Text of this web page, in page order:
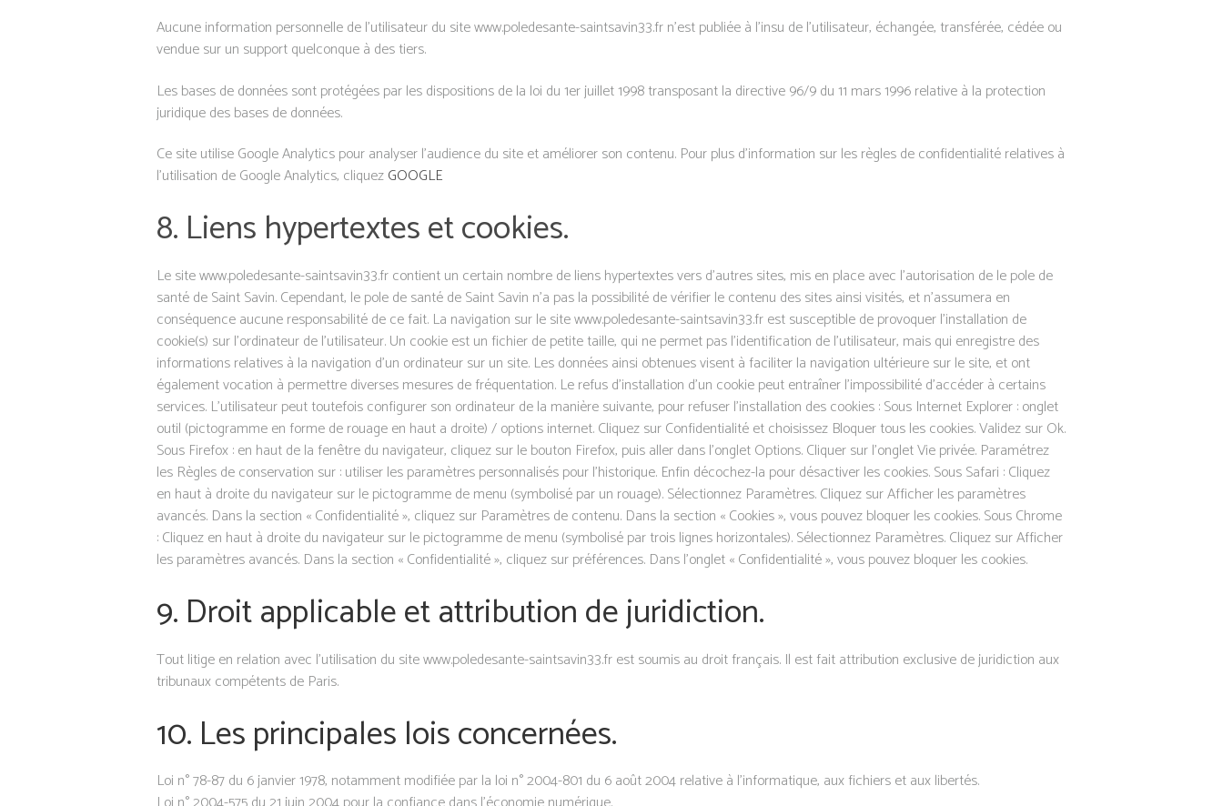
Aucune information personnelle de l’utilisateur du site www.poledesante-saintsavin33.fr n’est publiée à l’insu de l’utilisateur, échangée, transférée, cédée ou
vendue sur un support quelconque à des tiers.
Les bases de données sont protégées par les dispositions de la loi du 1er juillet 1998 transposant la directive 96/9 du 11 mars 1996 relative à la protection
juridique des bases de données.
Ce site utilise Google Analytics pour analyser l’audience du site et améliorer son contenu. Pour plus d’information sur les règles de confidentialité relatives à
l’utilisation de Google Analytics, cliquezGOOGLE
8. Liens hypertextes et cookies.
Le site www.poledesante-saintsavin33.fr contient un certain nombre de liens hypertextes vers d’autres sites, mis en place avec l’autorisation de le pole de
santé de Saint Savin. Cependant, le pole de santé de Saint Savin n’a pas la possibilité de vérifier le contenu des sites ainsi visités, et n’assumera en
conséquence aucune responsabilité de ce fait. La navigation sur le site www.poledesante-saintsavin33.fr est susceptible de provoquer l’installation de
cookie(s) sur l’ordinateur de l’utilisateur. Un cookie est un fichier de petite taille, qui ne permet pas l’identification de l’utilisateur, mais qui enregistre des
informations relatives à la navigation d’un ordinateur sur un site. Les données ainsi obtenues visent à faciliter la navigation ultérieure sur le site, et ont
également vocation à permettre diverses mesures de fréquentation. Le refus d’installation d’un cookie peut entraîner l’impossibilité d’accéder à certains
services. L’utilisateur peut toutefois configurer son ordinateur de la manière suivante, pour refuser l’installation des cookies : Sous Internet Explorer : onglet
outil (pictogramme en forme de rouage en haut a droite) / options internet. Cliquez sur Confidentialité et choisissez Bloquer tous les cookies. Validez sur Ok.
Sous Firefox : en haut de la fenêtre du navigateur, cliquez sur le bouton Firefox, puis aller dans l’onglet Options. Cliquer sur l’onglet Vie privée. Paramétrez
les Règles de conservation sur : utiliser les paramètres personnalisés pour l’historique. Enfin décochez-la pour désactiver les cookies. Sous Safari : Cliquez
en haut à droite du navigateur sur le pictogramme de menu (symbolisé par un rouage). Sélectionnez Paramètres. Cliquez sur Afficher les paramètres
avancés. Dans la section « Confidentialité », cliquez sur Paramètres de contenu. Dans la section « Cookies », vous pouvez bloquer les cookies. Sous Chrome
: Cliquez en haut à droite du navigateur sur le pictogramme de menu (symbolisé par trois lignes horizontales). Sélectionnez Paramètres. Cliquez sur Afficher
les paramètres avancés. Dans la section « Confidentialité », cliquez sur préférences. Dans l’onglet « Confidentialité », vous pouvez bloquer les cookies.
9. Droit applicable et attribution de juridiction.
Tout litige en relation avec l’utilisation du site www.poledesante-saintsavin33.fr est soumis au droit français. Il est fait attribution exclusive de juridiction aux
tribunaux compétents de Paris.
10. Les principales lois concernées.
Loi n° 78-87 du 6 janvier 1978, notamment modifiée par la loi n° 2004-801 du 6 août 2004 relative à l’informatique, aux fichiers et aux libertés.